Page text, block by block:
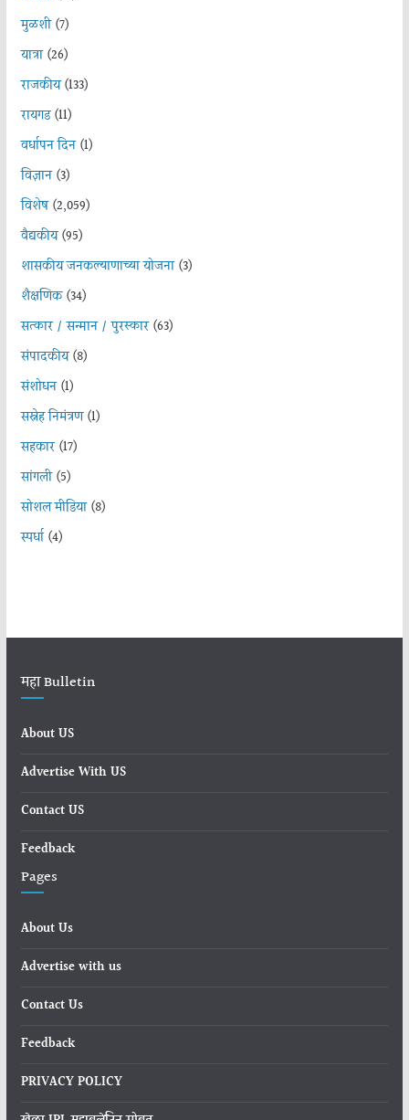
मुळशी(7)
यात्रा(26)
राजकीय(133)
रायगड(11)
वर्धापन दिन(1)
विज्ञान(3)
विशेष(2,059)
वैद्यकीय(95)
शासकीय जनकल्याणाच्या योजना(3)
शैक्षणिक(34)
सत्कार / सन्मान / पुरस्कार(63)
संपादकीय(8)
संशोधन(1)
सस्नेह निमंत्रण(1)
सहकार(17)
सांगली(5)
सोशल मीडिया(8)
स्पर्धा(4)
महा Bulletin
About US
Advertise With US
Contact US
Feedback
Pages
About Us
Advertise with us
Contact Us
Feedback
PRIVACY POLICY